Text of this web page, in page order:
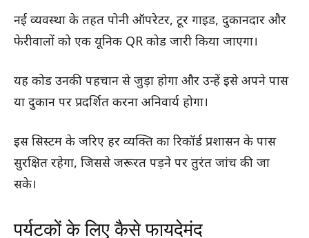
नई व्यवस्था के तहत पोनी ऑपरेटर, टूर गाइड, दुकानदार और
फेरीवालों को एक यूनिक QR कोड जारी किया जाएगा।
यह कोड उनकी पहचान से जुड़ा होगा और उन्हें इसे अपने पास
या दुकान पर प्रदर्शित करना अनिवार्य होगा।
इस सिस्टम के जरिए हर व्यक्ति का रिकॉर्ड प्रशासन के पास
सुरक्षित रहेगा, जिससे जरूरत पड़ने पर तुरंत जांच की जा
सके।
पर्यटकों के लिए कैसे फायदेमंद